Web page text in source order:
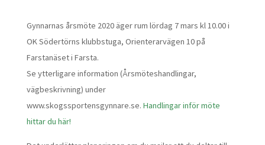
Gynnarnas årsmöte 2020 äger rum lördag 7 mars kl 10.00 i
OK Södertörns klubbstuga, Orienterarvägen 10 på
Farstanäset i Farsta.
Se ytterligare information (Årsmöteshandlingar,
vägbeskrivning) under
www.skogssportensgynnare.se. Handlingar inför möte
hittar du här!